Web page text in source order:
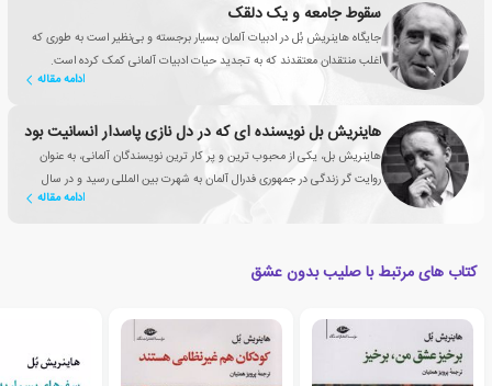
سقوط جامعه و یک دلقک
جایگاه هاینریش بُل در ادبیات آلمان بسیار برجسته و بی‌نظیر است به طوری که
اغلب منتقدان معتقدند که به تجدید حیات ادبیات آلمانی کمک کرده است.
ادامه مقاله
هاینریش بل نویسنده ای که در دل نازی پاسدار انسانیت بود
هاینریش بل، یکی از محبوب ترین و پر کار ترین نویسندگان آلمانی، به عنوان
روایت گر زندگی در جمهوری فدرال آلمان به شهرت بین المللی رسید و در سال
ادامه مقاله
کتاب های مرتبط با صلیب بدون عشق